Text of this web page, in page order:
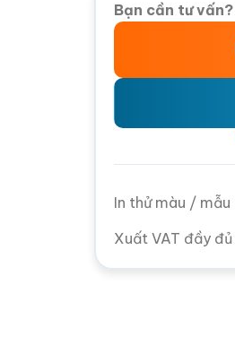
Bạn cần tư vấn?
In thử màu /
Xuất VAT đầy đủ